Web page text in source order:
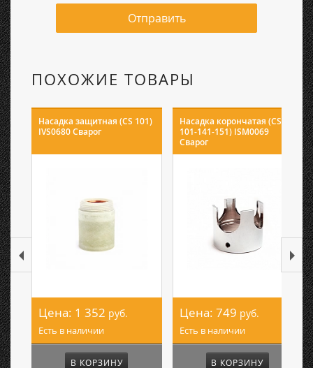
Отправить
ПОХОЖИЕ ТОВАРЫ
Насадка защитная (CS 101)
IVS0680 Сварог
Цена: 1 352 руб.
Есть в наличии
В КОРЗИНУ
Насадка корончатая (CS
101-141-151) ISМ0069
Сварог
Цена: 749 руб.
Есть в наличии
В КОРЗИНУ